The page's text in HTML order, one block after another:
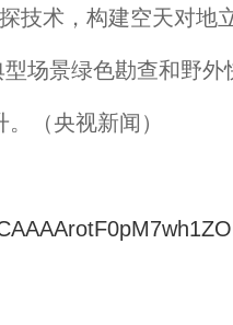
术，构建空天对地
场景绿色勘查和野
（央视新闻）